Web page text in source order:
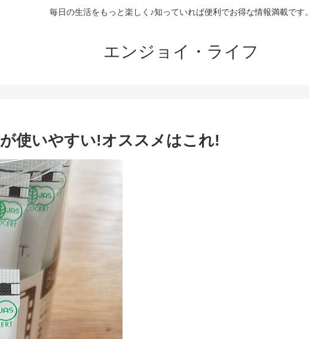
毎日の生活をもっと楽しく♪知っていれば便利でお得な情報満載です。
エンジョイ・ライフ
使いやすい!オススメはこれ!